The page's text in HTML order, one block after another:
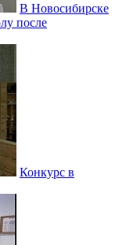
В Новосибирске
после
Конкурс в